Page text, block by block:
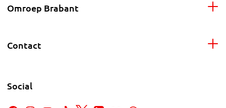
Omroep Brabant
Contact
Social